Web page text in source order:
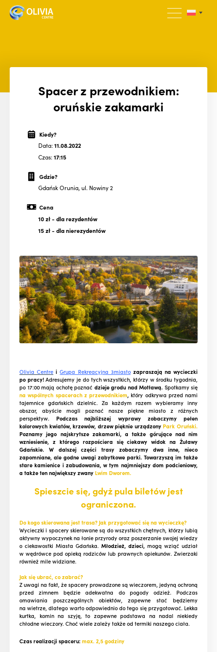
Spacer z przewodnikiem:
oruńskie zakamarki
Kiedy?
Data:11.08.2022
Czas:17:15
Gdzie?
Gdańsk Orunia, ul. Nowiny 2
Cena
10 zł- dla rezydentów
15 zł- dla nierezydentów
Olivia Centre iGrupa Rekreacyjna 3miasto zapraszają na wycieczki
po pracy!Adresujemy je do tych wszystkich, którzy w środku tygodnia,
po 17:00 mają ochotę poznać dzieje grodu nad Motławą. Spotkamy się
na wspólnych spacerach z przewodnikiem, który odkrywa przed nami
tajemnice gdańskich dzielnic. Za każdym razem wybieramy inny
obszar, abyście mogli poznać nasze piękne miasto z różnych
perspektyw. Podczas najbliższej wyprawy zobaczymy pełen
kolorowych kwiatów, krzewów, drzew pięknie urządzony Park Oruński.
Poznamy jego najskrytsze zakamarki, a także górujące nad nim
wzniesienie, z którego rozpościera się ciekawy widok na Żuławy
Gdańskie. W dalszej części trasy zobaczymy dwa inne, nieco
zapomniane, ale godne uwagi zabytkowe parki. Towarzyszą im także
stare kamienice i zabudowania, w tym najmniejszy dom podcieniowy,
a także ten największy zwany Lwim Dworem.
Spieszcie się, gdyż pula biletów jest
ograniczona.
Do kogo skierowana jest trasa? Jak przygotować się na wycieczkę?
Wycieczki i spacery skierowane są do wszystkich chętnych, którzy lubią
aktywny wypoczynek na łonie przyrody oraz poszerzanie swojej wiedzy
o ciekawostki Miasta Gdańska. Młodzież, dzieci, mogą wziąć udział
w wędrówce pod opieką rodziców lub prawnych opiekunów. Zwierzaki
również mile widziane.
Jak się ubrać, co zabrać?
Z uwagi na fakt, że spacery prowadzone są wieczorem, jedyną ochroną
przed zimnem będzie adekwatna do pogody odzież. Podczas
omawiania poszczególnych obiektów, zapewne stać będziemy
na wietrze, dlatego warto odpowiednio do tego się przygotować. Lekka
kurtka, komin na szyję, to zapewne podstawa na nadal niekiedy
chłodne wieczory. Choć wiele zależy także od termiki naszego ciała.
Czas realizacji spaceru:max. 2,5 godziny